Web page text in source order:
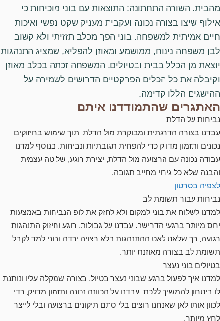
מהבית. השורה התחתונה: התוצאות עם בוני מוכיחות כי
אילוף שיצו בצורה נכונה ועקבית מעניק שקט נפשי ואיכות
חיים אמיתית למשפחה. בוני הפך מכלב תזזיתי ולא קשוב
לבן משפחה נינוח, ממושמע ומאוזן להפליא, שמציג התנהגות
יוצאת מן הכלל בבית ובטיולים. המשפחה זכתה בכלב מאוזן
וקיבלה את כל הכלים הפרקטיים הדרושים לשמירה על
ההישגים הללו קדימה.
האתגרים שהתמודדנו איתם
נביחות על הדלת
עבדנו בצורה הדרגתית ומבוקרת מול הדלת, תוך שימוש בחיזוקים
נכונים ותזמון מדויק כדי להפחית תגובתיות ונביחות. בנוסף למדנו
עבודה נכונה עם הרצועה מול הדלת, יצירת רוגע, שליטה עצמית
והבנה שלא כל גירוי מחייב תגובה.
לצפיה בסרטון
נביחות עבור תשומת לב
למדנו לשלוח את בוני למקום ולא לחזק את לופ הנביחות באמצעות
יחס מיותר ברגעי הדרישה. עבדנו על גבולות, רוגע וחיזוק התנהגות
רגועה, כך שלאט לאט ההתנהגות הלא רצויה ירדה ובוני למד לקבל
תשומת לב בצורה מאוזנת יותר.
בטיולים בוני נעצר
למדנו איך לפעול ברגע שבוני נעצר בטיול, בצורה שמקלה עליו ונותנת
לו ביטחון להמשיך ללכת. עבדנו על הכוונה נכונה ותזמון מדויק, כדי
לכוון אותו לאן שאנחנו רוצים בלי סתם תיקונים ברצועה ובלי לייצר
לחץ מיותר.